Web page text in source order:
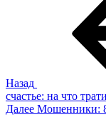
Назад
счастье: на что
Следующая
Далее Мошенники: 8